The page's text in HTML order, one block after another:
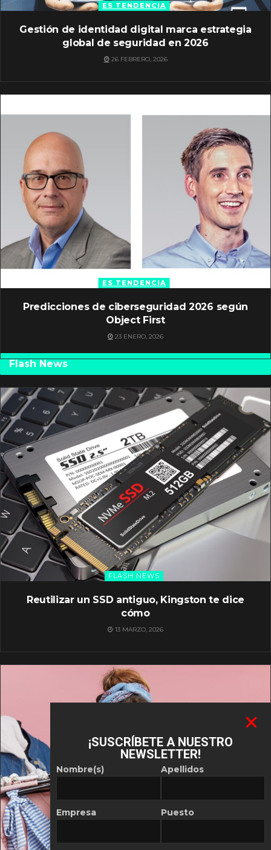
ES TENDENCIA
Gestión de identidad digital marca estrategia
global de seguridad en 2026
26 FEBRERO, 2026
ES TENDENCIA
Predicciones de ciberseguridad 2026 según
Object First
23 ENERO, 2026
Flash News
FLASH NEWS
Reutilizar un SSD antiguo, Kingston te dice
cómo
13 MARZO, 2026
¡SUSCRÍBETE A NUESTRO
NEWSLETTER!
Nombre(s)
Empresa
Apellidos
Puesto